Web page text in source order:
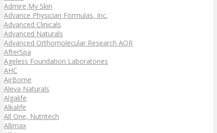
Admire My Skin
Advance Physician Formulas, Inc.
Advanced Clinicals
Advanced Naturals
Advanced Orthomolecular Research AOR
AfterSpa
Ageless Foundation Laboratories
AHC
AirBorne
Aleva Naturals
Algalife
Alkalife
All One, Nutritech
Allimax